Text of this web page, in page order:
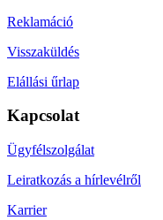
Reklamáció
Visszaküldés
Elállási űrlap
Kapcsolat
Ügyfélszolgálat
Leiratkozás a hírlevélről
Karrier